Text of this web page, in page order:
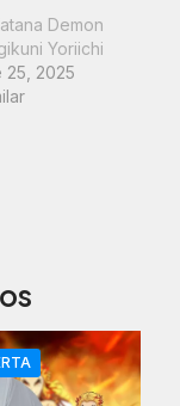
Demon
Yoriichi
25, 2025